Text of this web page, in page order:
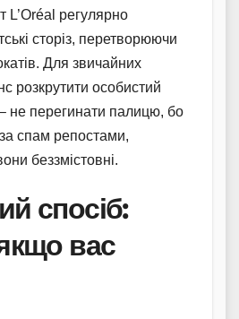
L’Oréal регулярно
сторіз, перетворюючи
Для звичайних
розкрутити особистий
не перегинати палицю, бо
спам репостами,
беззмістовні.
спосіб:
вас